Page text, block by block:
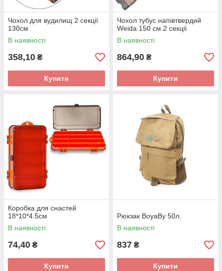
Чохол для вудилищ 2 секції
130см
В наявності
358,10 ₴
Купити
Чохол тубус напівтвердий
Weida 150 см 2 секції
В наявності
864,90 ₴
Купити
Коробка для снастей
18*10*4.5см
В наявності
74,40 ₴
Купити
Рюкзак BoyaBy 50л.
В наявності
837 ₴
Купити